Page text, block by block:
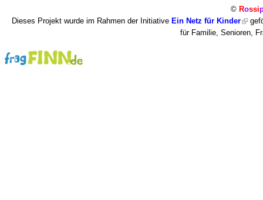
© Rossi
Dieses Projekt wurde im Rahmen der Initiative Ein Netz für Kinder
für Familie, Senioren,